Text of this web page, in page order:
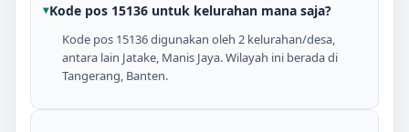
Kode pos 15136 untuk kelurahan mana saja?
Kode pos 15136 digunakan oleh 2 kelurahan/desa,
antara lain Jatake, Manis Jaya. Wilayah ini berada di
Tangerang, Banten.